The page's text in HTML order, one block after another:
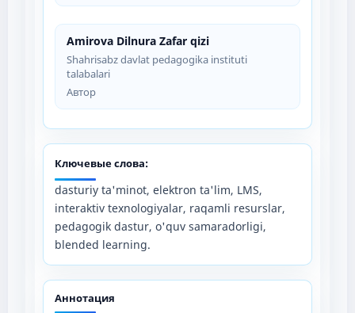
Amirova Dilnura Zafar qizi
Shahrisabz davlat pedagogika instituti
talabalari
Автор
Ключевые слова:
dasturiy ta'minot, elektron ta'lim, LMS,
interaktiv texnologiyalar, raqamli resurslar,
pedagogik dastur, o'quv samaradorligi,
blended learning.
Аннотация